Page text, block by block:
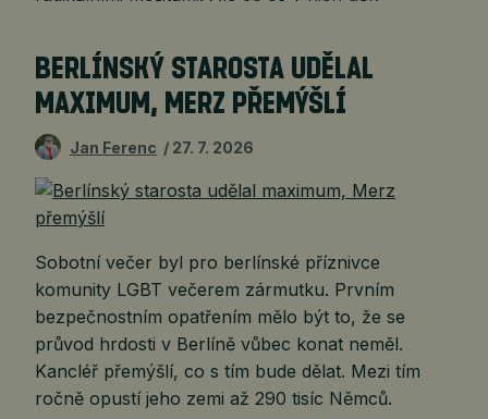
BERLÍNSKÝ STAROSTA UDĚLAL
MAXIMUM, MERZ PŘEMÝŠLÍ
Jan Ferenc 27. 7. 2026
Sobotní večer byl pro berlínské příznivce
komunity LGBT večerem zármutku. Prvním
bezpečnostním opatřením mělo být to, že se
průvod hrdosti v Berlíně vůbec konat neměl.
Kancléř přemýšlí, co s tím bude dělat. Mezi tím
ročně opustí jeho zemi až 290 tisíc Němců.